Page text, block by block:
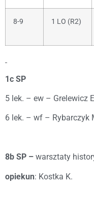
8-9 1 LO (R2)
1c SP
5 lek. – ew – Grelewicz
6 lek. – wf – Rybarczyk
8b SP – warsztaty
opiekun: Kostka K.